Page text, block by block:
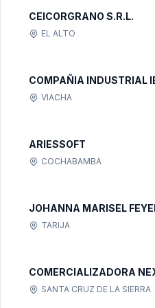
CEICORGRANO S.R.L.
EL ALTO
COMPAÑIA INDUSTRIAL
VIACHA
ARIESSOFT
COCHABAMBA
JOHANNA MARISEL
TARIJA
COMERCIALIZADORA
SANTA CRUZ DE LA SIERRA